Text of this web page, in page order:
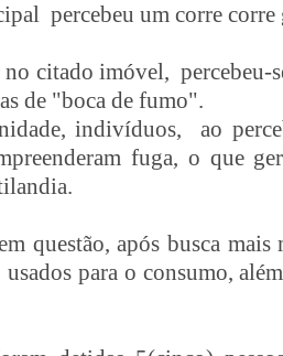
percebeu um corre corre
citado imóvel, percebeu-
de "boca de fumo".
indivíduos, ao
fuga, o que
questão, após busca mais
para o consumo,